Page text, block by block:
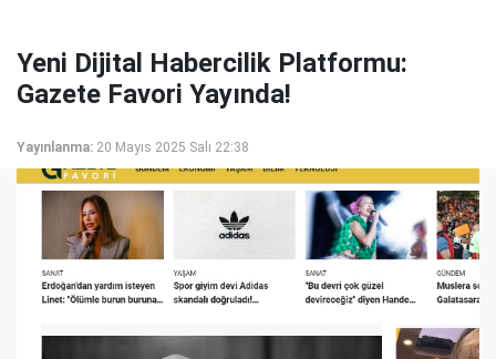
Yeni Dijital Habercilik Platformu:
Gazete Favori Yayında!
Yayınlanma: 20 Mayıs 2025 Salı 22:38